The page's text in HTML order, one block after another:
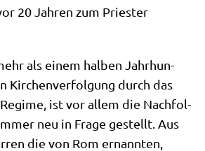
20 Jah­ren zum Prie­ster
als einem hal­ben Jahr­hun­
Kir­chen­ver­fol­gung durch das
ist vor allem die Nach­fol­
neu in Fra­ge gestellt. Aus
die von Rom ernann­ten,